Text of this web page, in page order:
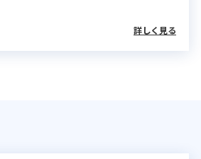
詳しく見る